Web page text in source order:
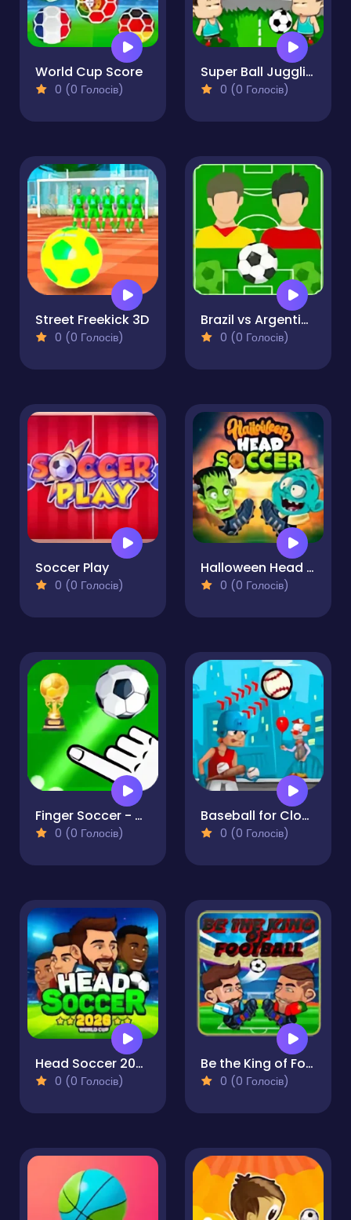
World Cup Score
0 (0 Голосів)
Super Ball Juggling
0 (0 Голосів)
Street Freekick 3D
0 (0 Голосів)
Brazil vs Argentina
0 (0 Голосів)
Soccer Play
0 (0 Голосів)
Halloween Head Soccer
0 (0 Голосів)
Finger Soccer - World Cup 2022
0 (0 Голосів)
Baseball for Clowns
0 (0 Голосів)
Head Soccer 2026
0 (0 Голосів)
Be the King of Football
0 (0 Голосів)